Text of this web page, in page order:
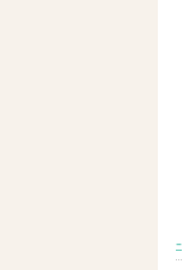
-